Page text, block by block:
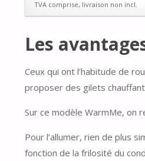
TVA comprise, livraison non incl.
Les
Ceux qui ont l’habitude de
proposer des gilets
Sur ce modèle WarmMe, on
Pour l’allumer, rien de plus
fonction de la frilosité du